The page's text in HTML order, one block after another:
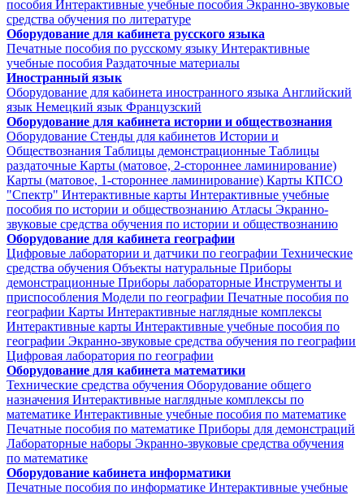
пособия Интерактивные учебные пособия Экранно-звуковые
средства обучения по литературе
Оборудование для кабинета русского языка
Печатные пособия по русскому языку Интерактивные
учебные пособия Раздаточные материалы
Иностранный язык
Оборудование для кабинета иностранного языка Английский
язык Немецкий язык Французский
Оборудование для кабинета истории и обществознания
Оборудование Стенды для кабинетов Истории и
Обществознания Таблицы демонстрационные Таблицы
раздаточные Карты (матовое, 2-стороннее ламинирование)
Карты (матовое, 1-стороннее ламинирование) Карты КПСО
"Спектр" Интерактивные карты Интерактивные учебные
пособия по истории и обществознанию Атласы Экранно-
звуковые средства обучения по истории и обществознанию
Оборудование для кабинета географии
Цифровые лаборатории и датчики по географии Технические
средства обучения Объекты натуральные Приборы
демонстрационные Приборы лабораторные Инструменты и
приспособления Модели по географии Печатные пособия по
географии Карты Интерактивные наглядные комплексы
Интерактивные карты Интерактивные учебные пособия по
географии Экранно-звуковые средства обучения по географии
Цифровая лаборатория по географии
Оборудование для кабинета математики
Технические средства обучения Оборудование общего
назначения Интерактивные наглядные комплексы по
математике Интерактивные учебные пособия по математике
Печатные пособия по математике Приборы для демонстраций
Лабораторные наборы Экранно-звуковые средства обучения
по математике
Оборудование кабинета информатики
Печатные пособия по информатике Интерактивные учебные